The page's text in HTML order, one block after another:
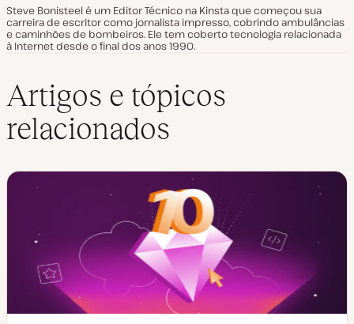
Steve Bonisteel é um Editor Técnico na Kinsta que começou sua
carreira de escritor como jornalista impresso, cobrindo ambulâncias
e caminhões de bombeiros. Ele tem coberto tecnologia relacionada
à Internet desde o final dos anos 1990.
Artigos e tópicos
relacionados